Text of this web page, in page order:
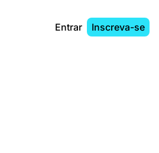
Entrar Inscreva-se